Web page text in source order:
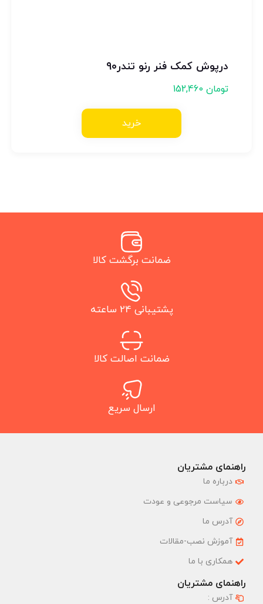
درپوش کمک فنر رنو تندر۹۰
تومان152,460
خرید
ضمانت برگشت کالا
پشتیبانی 24 ساعته
ضمانت اصالت کالا
ارسال سریع
راهنمای مشتریان
درباره ما
سیاست مرجوعی و عودت
آدرس ما
آموزش نصب-مقالات
همکاری با ما
راهنمای مشتریان
آدرس :